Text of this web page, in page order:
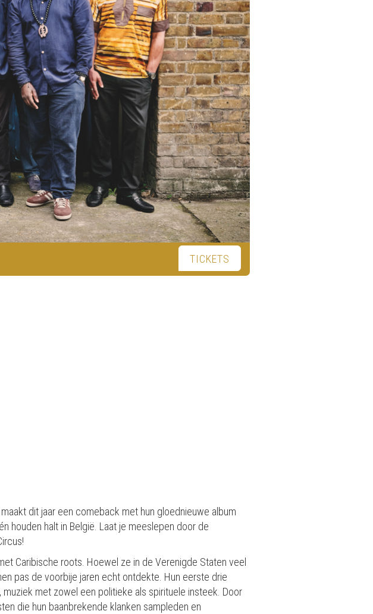
TICKETS
dit jaar een comeback met hun gloednieuwe album
houden halt in België. Laat je meeslepen door de
Caribische roots. Hoewel ze in de Verenigde Staten veel
pas de voorbije jaren echt ontdekte. Hun eerste drie
met zowel een politieke als spirituele insteek. Door
die hun baanbrekende klanken sampleden en